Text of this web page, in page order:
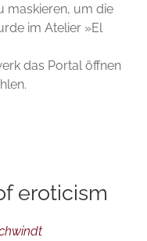
maskieren, um die
im Atelier »El
das Portal öffnen
eroticism